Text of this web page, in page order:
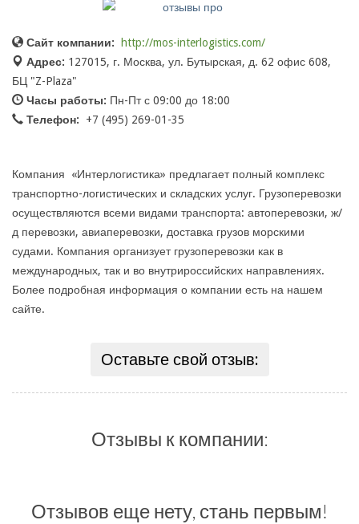
Сайт компании:
http://mos-interlogistics.com/
Адрес: 127015, г. Москва, ул. Бутырская, д. 62 офис 608,
БЦ "Z-Plaza"
Часы работы: Пн-Пт с 09:00 до 18:00
Телефон:
+7 (495) 269-01-35
Компания «Интерлогистика» предлагает полный комплекс
транспортно-логистических и складских услуг. Грузоперевозки
осуществляются всеми видами транспорта: автоперевозки, ж/
д перевозки, авиаперевозки, доставка грузов морскими
судами. Компания организует грузоперевозки как в
международных, так и во внутрироссийских направлениях.
Более подробная информация о компании есть на нашем
сайте.
Оставьте свой отзыв:
Отзывы к компании:
Отзывов еще нету, стань первым!